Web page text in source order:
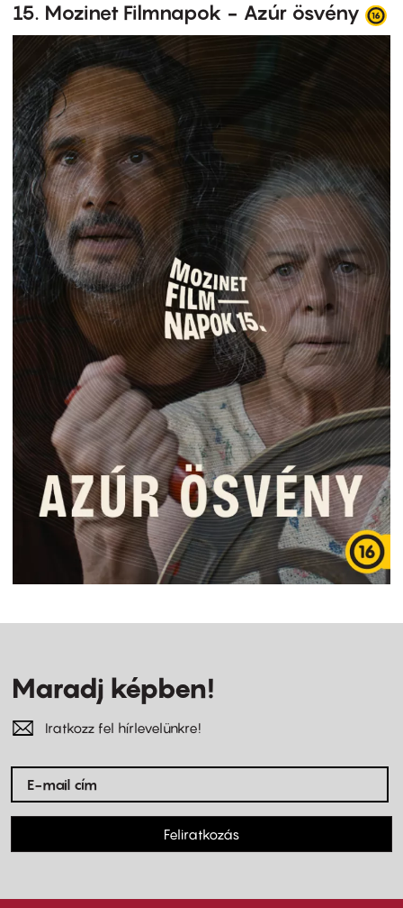
15. Mozinet Filmnapok - Azúr ösvény
Maradj képben!
Iratkozz fel hírlevelünkre!
Feliratkozás